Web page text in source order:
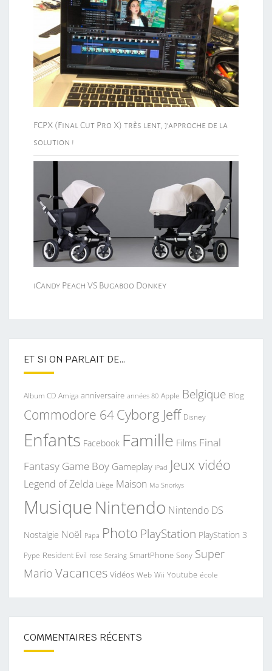
FCPX (Final Cut Pro X) très lent, j’approche de la
solution !
iCandy Peach VS Bugaboo Donkey
ET SI ON PARLAIT DE…
Album CD Amiga anniversaire années 80 Apple Belgique Blog
Commodore 64Cyborg Jeff Disney
Enfants Facebook Famille Films Final
Fantasy Game Boy Gameplay iPad Jeux vidéo
Legend of Zelda Liège Maison Ma Snorkys
MusiqueNintendo Nintendo DS
Nostalgie Noël Papa Photo PlayStation PlayStation 3
Pype Resident Evil rose Seraing SmartPhone Sony Super
Mario Vacances Vidéos Web Wii Youtube école
COMMENTAIRES RÉCENTS